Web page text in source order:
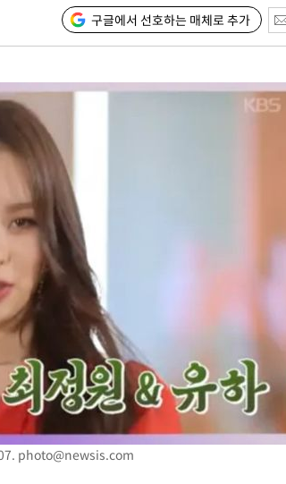
구글에서 선호하는 매체로 추가
photo@newsis.com